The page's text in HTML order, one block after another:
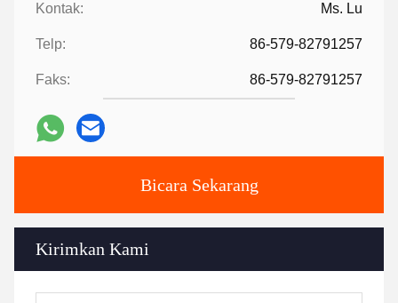
Kontak: Ms. Lu
Telp: 86-579-82791257
Faks: 86-579-82791257
Bicara Sekarang
Kirimkan Kami